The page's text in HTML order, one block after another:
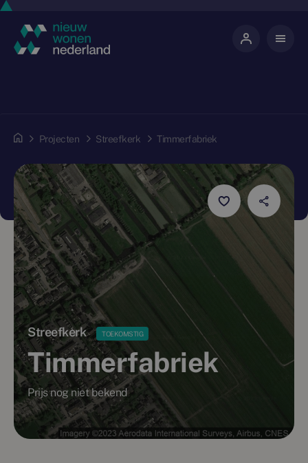
Projecten Streefkerk Timmerfabriek
Streefkerk TOEKOMSTIG
Timmerfabriek
Prijs nog niet bekend